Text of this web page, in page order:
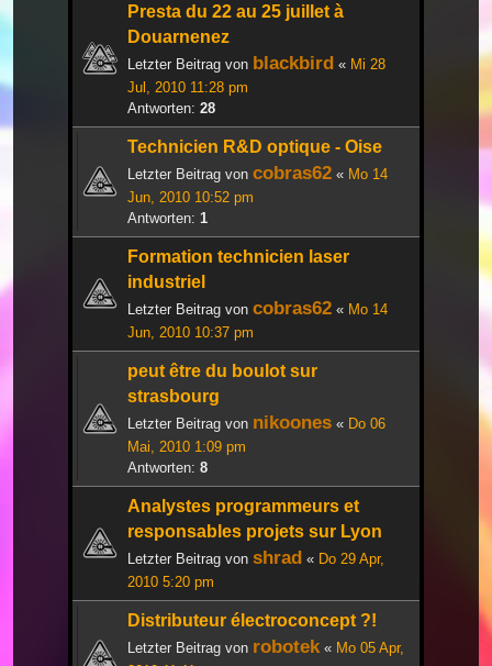
Presta du 22 au 25 juillet à
Douarnenez
Letzter Beitrag von blackbird « Mi 28
Jul, 2010 11:28 pm
Antworten: 28
Technicien R&D optique - Oise
Letzter Beitrag von cobras62 « Mo 14
Jun, 2010 10:52 pm
Antworten: 1
Formation technicien laser
industriel
Letzter Beitrag von cobras62 « Mo 14
Jun, 2010 10:37 pm
peut être du boulot sur
strasbourg
Letzter Beitrag von nikoones « Do 06
Mai, 2010 1:09 pm
Antworten: 8
Analystes programmeurs et
responsables projets sur Lyon
Letzter Beitrag von shrad « Do 29 Apr,
2010 5:20 pm
Distributeur électroconcept ?!
Letzter Beitrag von robotek« Mo 05 Apr,